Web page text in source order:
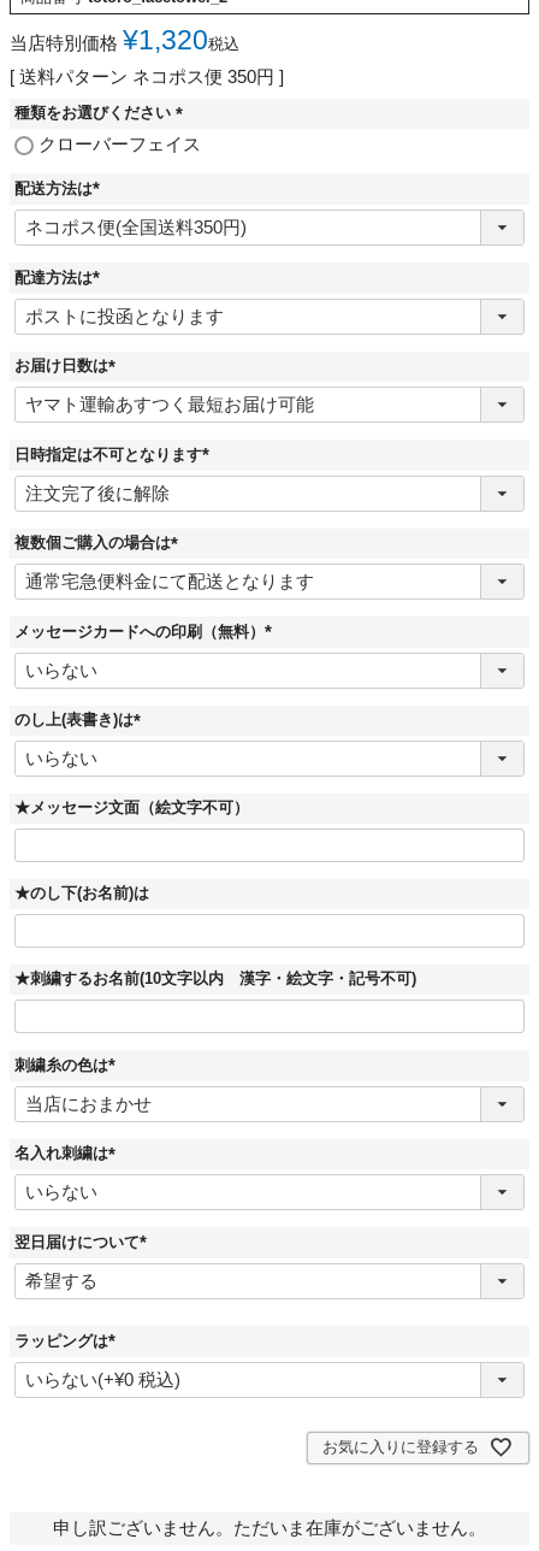
当店特別価格 ¥1,320税込
送料パターン ネコポス便 350円
種類をお選びください
必
クローバーフェイス
配送方法は
(
必
須
配達方法は
(
必
須
お届け日数は
(
必
須
日時指定は不可となります
(
須
複数個ご購入の場合は
(
必
須
メッセージカードへの印刷（無料）
(
須
のし上(表書き)は
(
須
)
★メッセージ文面（絵文字不可）
★のし下(お名前)は
★刺繍するお名前(10文字以内 漢字・絵文字・記号不可)
刺繍糸の色は
(
必
須
名入れ刺繍は
(
須
翌日届けについて
(
須
ラッピングは
(
必
須
お気に入りに登録する
申し訳ございません。ただいま在庫がございません。